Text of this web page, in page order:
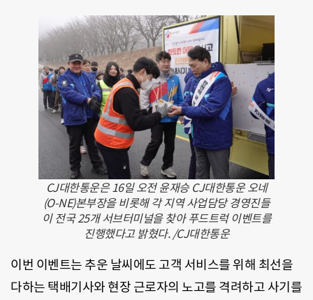
CJ대한통운은 16일 오전 윤재승 CJ대한통운 오네
(O-NE)본부장을 비롯해 각 지역 사업담당 경영진들
이 전국 25개 서브터미널을 찾아 푸드트럭 이벤트를
진행했다고 밝혔다. /CJ대한통운
이번 이벤트는 추운 날씨에도 고객 서비스를 위해 최선을
다하는 택배기사와 현장 근로자의 노고를 격려하고 사기를